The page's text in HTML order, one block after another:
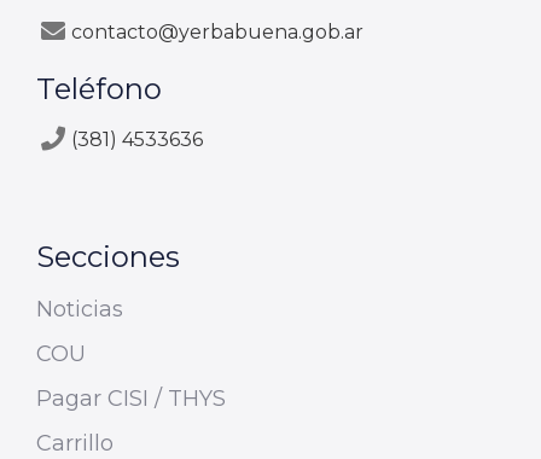
contacto@yerbabuena.gob.ar
Teléfono
(381) 4533636
Secciones
Noticias
COU
Pagar CISI / THYS
Carrillo